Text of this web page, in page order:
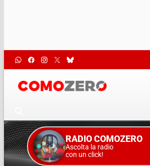
RADIO COMOZERO
Ascolta la radio
con un click!